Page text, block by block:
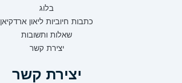
בלוג
כתבות חיוביות ליאון ארדקיאן
שאלות ותשובות
יצירת קשר
יצירת קשר